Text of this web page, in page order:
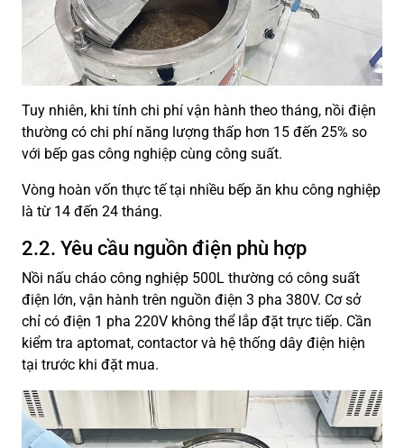
Tuy nhiên, khi tính chi phí vận hành theo tháng, nồi điện
thường có chi phí năng lượng thấp hơn 15 đến 25% so
với bếp gas công nghiệp cùng công suất.
Vòng hoàn vốn thực tế tại nhiều bếp ăn khu công nghiệp
là từ 14 đến 24 tháng.
2.2. Yêu cầu nguồn điện phù hợp
Nồi nấu cháo công nghiệp 500L thường có công suất
điện lớn, vận hành trên nguồn điện 3 pha 380V. Cơ sở
chỉ có điện 1 pha 220V không thể lắp đặt trực tiếp. Cần
kiểm tra aptomat, contactor và hệ thống dây điện hiện
tại trước khi đặt mua.